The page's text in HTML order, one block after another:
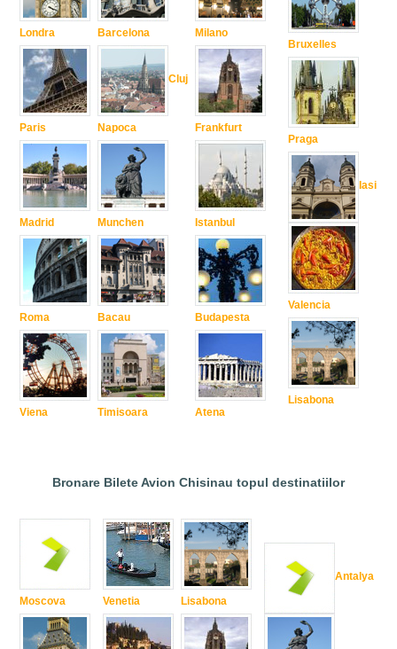
Londra
Paris
Madrid
Roma
Viena
Barcelona
Cluj
Napoca
Munchen
Bacau
Timisoara
Milano
Frankfurt
Istanbul
Budapesta
Atena
Bruxelles
Praga
Iasi
Valencia
Lisabona
Bronare Bilete Avion Chisinau topul destinatiilor
Moscova Venetia Lisabona
Antalya